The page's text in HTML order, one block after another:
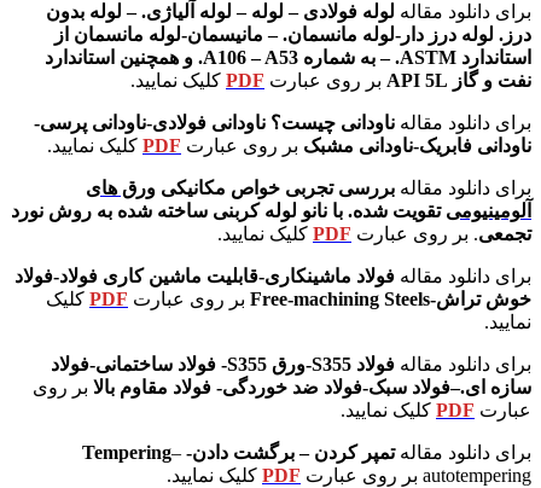
برای دانلود مقاله لوله فولادی – لوله – لوله آلیاژی. – لوله بدون
درز. لوله درز دار-لوله مانسمان. – مانیسمان-لوله مانسمان از
استاندارد ASTM. – به شماره A106 – A53. و همچنین استاندارد
نفت و گاز API 5L
بر روی عبارت PDF کلیک نمایید.
برای دانلود مقاله ناودانی چیست؟ ناودانی فولادی-ناودانی پرسی-
ناودانی فابریک-ناودانی مشبک بر روی عبارت PDF کلیک نمایید.
برای دانلود مقاله بررسی تجربی خواص مکانیکی ورق های
آلومینیومی تقویت شده. با نانو لوله کربنی ساخته شده به روش نورد
تجمعی. بر روی عبارت PDF کلیک نمایید.
برای دانلود مقاله فولاد ماشینکاری-قابلیت ماشین کاری فولاد-فولاد
خوش تراش-Free-machining Steels
بر روی عبارت PDF کلیک
نمایید.
برای دانلود مقاله
فولاد S355-ورق S355- فولاد ساختمانی-فولاد
سازه ای.–فولاد سبک-فولاد ضد خوردگی- فولاد مقاوم بالا بر روی
عبارت PDF کلیک نمایید.
برای دانلود مقالهتمپر کردن – برگشت دادن- Tempering –
autotempering بر روی عبارت PDF کلیک نمایید.